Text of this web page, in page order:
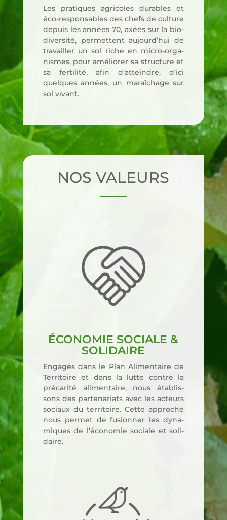
Les pra­tiques agri­coles durables et
éco-res­pon­sables des chefs de culture
depuis les années 70, axées sur la bio­
di­ver­si­té, per­mettent aujourd’­hui de
tra­vailler un sol riche en micro-orga­
nismes, pour amé­lio­rer sa struc­ture et
sa fer­ti­li­té, afin d’at­teindre, d’i­ci
quelques années, un maraî­chage sur
sol vivant.
NOS VALEURS
ÉCONOMIE SOCIALE &
SOLIDAIRE
Enga­gés dans le Plan Ali­men­taire de
Ter­ri­toire et dans la lutte contre la
pré­ca­ri­té ali­men­taire, nous éta­blis­
sons des par­te­na­riats avec les acteurs
sociaux du ter­ri­toire. Cette approche
nous per­met de fusion­ner les dyna­
miques de l’é­co­no­mie sociale et soli­
daire.